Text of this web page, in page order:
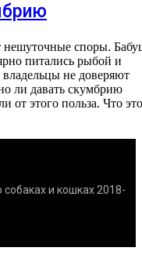
споры.
питались рыбой и
не доверяют
ли давать скумбрию
польза. Что это за
и кошках 2018-